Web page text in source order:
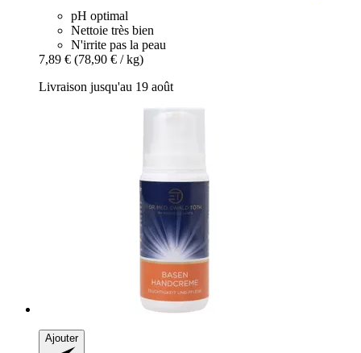
pH optimal
Nettoie très bien
N'irrite pas la peau
7,89 € (78,90 € / kg)
Livraison jusqu'au 19 août
Ajouter